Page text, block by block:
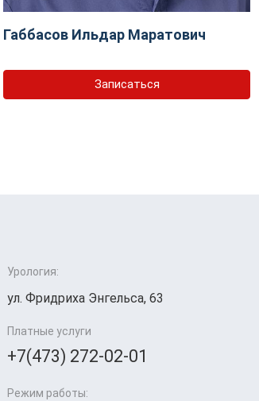
Габбасов Ильдар Маратович
Записаться
Урология:
ул. Фридриха Энгельса, 63
Платные услуги
+7(473) 272-02-01
Режим работы: